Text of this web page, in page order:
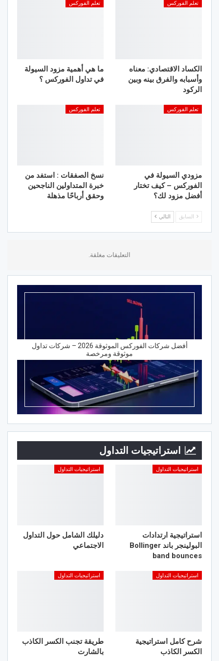
تعلم الفوركس
الكساد الاقتصادي: معناه
وأسبابه والفرق بينه وبين
الركود
تعلم الفوركس
ما هي أهمية مزود السيولة
في تداول الفوركس ؟
تعلم الفوركس
مزودي السيولة في
الفوركس – كيف تختار
أفضل مزود لك؟
تعلم الفوركس
نسخ الصفقات : استفد من
خبرة المتداولين الناجحين
وحقق أرباحًا مذهلة
السابق التالي
التعليقات مغلقة.
أفضل شركات الفوركس الموثوقة 2026 – شركات تداول
موثوقة ومرخصة
استراتيجيات التداول
استراتيجيات التداول
استراتيجية ارتدادات
البولينجر باند Bollinger
band bounces
استراتيجيات التداول
دليلك الشامل حول التداول
الاجتماعي
استراتيجيات التداول
شرح كامل استراتيجية
الكسر الكاذب
استراتيجيات التداول
طريقة تجنب الكسر الكاذب
بالشارت